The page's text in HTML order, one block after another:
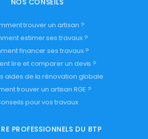
trouver un artisan ?
estimer ses travaux ?
financer ses travaux ?
lire et comparer un devis ?
aides de la rénovation globale
trouver un artisan RGE ?
pour vos travaux
PROFESSIONNELS DU BTP